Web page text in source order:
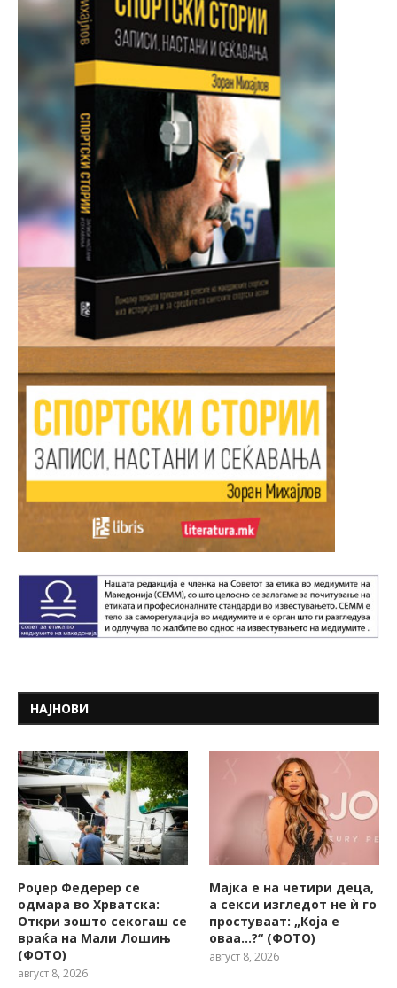
НАЈНОВИ
Роџер Федерер се
одмара во Хрватска:
Откри зошто секогаш се
враќа на Мали Лошињ
(ФОТО)
август 8, 2026
Мајка е на четири деца,
а секси изгледот не ѝ го
простуваат: „Која е
оваа…?“ (ФОТО)
август 8, 2026